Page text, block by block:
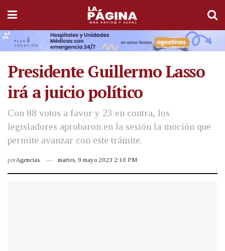
Presidente Guillermo Lasso
irá a juicio político
Con 88 votos a favor y 23 en contra, los
legisladores aprobaron en la sesión la moción que
permite avanzar con este trámite.
porAgencias martes, 9 mayo 2023 2:10 PM